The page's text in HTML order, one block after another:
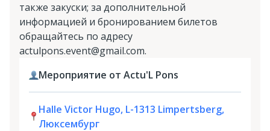
также закуски; за дополнительной
информацией и бронированием билетов
обращайтесь по адресу
actulpons.event@gmail.com.
Мероприятие от Actu'L Pons
Halle Victor Hugo, L-1313 Limpertsberg,
Люксембург